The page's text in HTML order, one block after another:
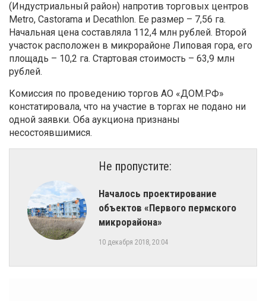
(Индустриальный район) напротив торговых центров
Metro, Castorama и Decathlon. Ее размер – 7,56 га.
Начальная цена составляла 112,4 млн рублей. Второй
участок расположен в микрорайоне Липовая гора, его
площадь – 10,2 га. Стартовая стоимость – 63,9 млн
рублей.
Комиссия по проведению торгов АО «ДОМ.РФ»
констатировала, что на участие в торгах не подано ни
одной заявки. Оба аукциона признаны
несостоявшимися.
Не пропустите:
​Началось проектирование
объектов «Первого пермского
микрорайона»
10 декабря 2018, 20:04